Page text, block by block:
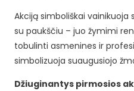
Akciją simboliškai vainikuoja
su paukščiu – juo žymimi
tobulinti asmenines ir
simbolizuoja suaugusiojo
Džiuginantys pirmosios